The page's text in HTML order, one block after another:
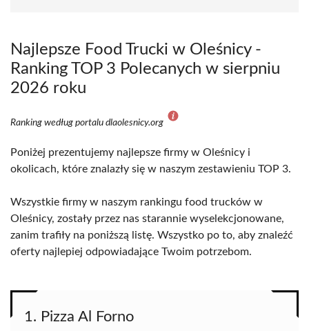
Najlepsze Food Trucki w Oleśnicy -
Ranking TOP 3 Polecanych w sierpniu
2026 roku
Ranking według portalu dlaolesnicy.org
Poniżej prezentujemy najlepsze firmy w Oleśnicy i
okolicach, które znalazły się w naszym zestawieniu TOP 3.
Wszystkie firmy w naszym rankingu food trucków w
Oleśnicy, zostały przez nas starannie wyselekcjonowane,
zanim trafiły na poniższą listę. Wszystko po to, aby znaleźć
oferty najlepiej odpowiadające Twoim potrzebom.
1. Pizza Al Forno